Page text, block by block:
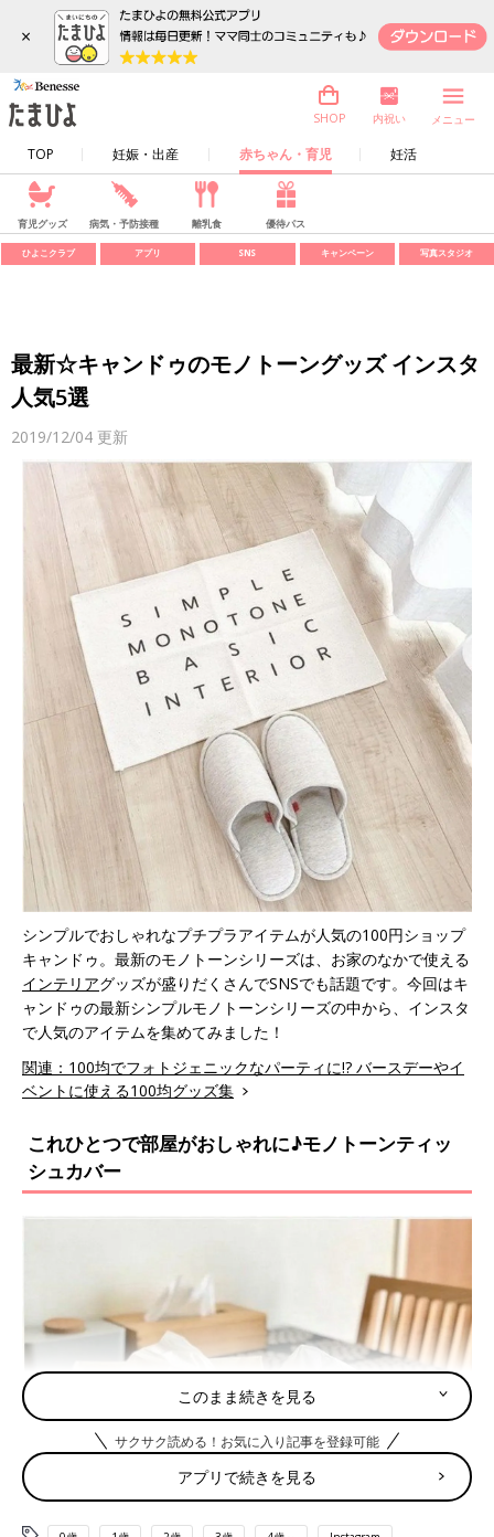
×
TOP 妊娠・出産 赤ちゃん・育児 妊活
SHOP 内祝い メニュー
育児グッズ 病気・予防接種 離乳食 優待パス
ひよこクラブ アプリ SNS キャンペーン 写真スタジオ
最新☆キャンドゥのモノトーングッズ インスタ
人気5選
2019/12/04 更新
シンプルでおしゃれなプチプラアイテムが人気の100円ショップ
キャンドゥ。最新のモノトーンシリーズは、お家のなかで使える
インテリアグッズが盛りだくさんでSNSでも話題です。今回はキ
ャンドゥの最新シンプルモノトーンシリーズの中から、インスタ
で人気のアイテムを集めてみました！
関連：100均でフォトジェニックなパーティに!? バースデーやイ
ベントに使える100均グッズ集
これひとつで部屋がおしゃれに♪モノトーンティッ
シュカバー
このまま続きを見る
サクサク読める！お気に入り記事を登録可能
アプリで続きを見る